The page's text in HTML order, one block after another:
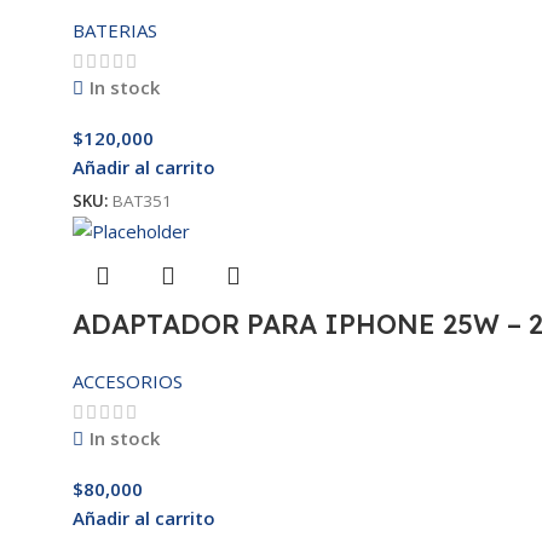
BATERIAS
In stock
$120,000
Añadir al carrito
SKU: BAT351
ADAPTADOR PARA IPHONE 25W –
ACCESORIOS
In stock
$80,000
Añadir al carrito